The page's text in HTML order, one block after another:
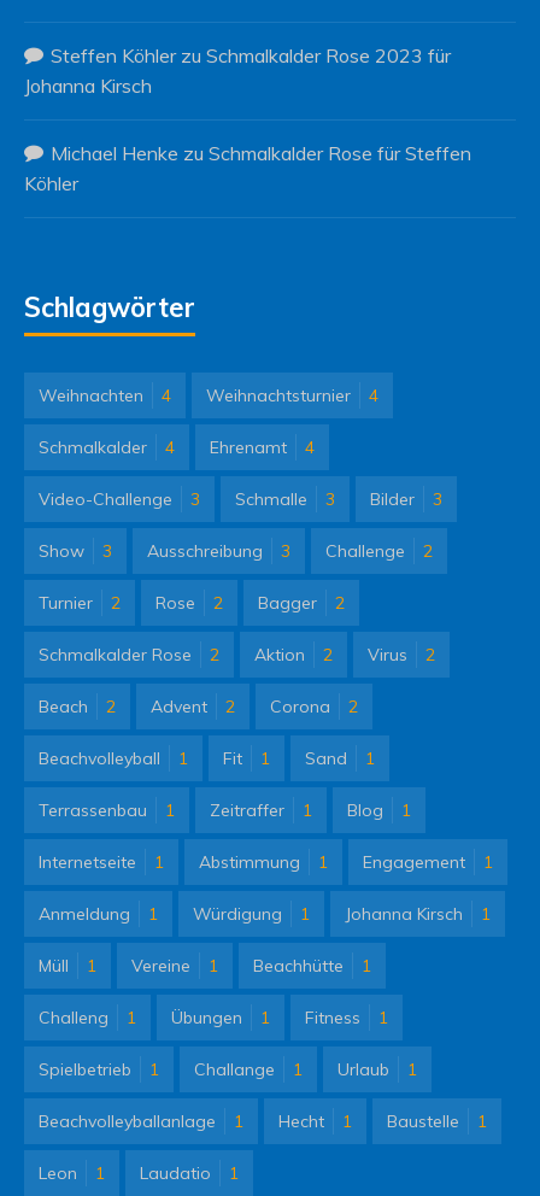
Steffen Köhlerzu Schmalkalder Rose 2023 für
Johanna Kirsch
Michael Henke zu Schmalkalder Rose für Steffen
Köhler
Schlagwörter
Weihnachten 4 Weihnachtsturnier 4
Schmalkalder 4 Ehrenamt 4
Video-Challenge 3 Schmalle 3 Bilder 3
Show 3 Ausschreibung 3 Challenge 2
Turnier 2 Rose 2 Bagger 2
Schmalkalder Rose 2 Aktion 2 Virus 2
Beach 2 Advent 2 Corona 2
Beachvolleyball 1 Fit 1 Sand 1
Terrassenbau 1 Zeitraffer 1 Blog 1
Internetseite 1 Abstimmung 1 Engagement 1
Anmeldung 1 Würdigung 1 Johanna Kirsch 1
Müll 1 Vereine 1 Beachhütte 1
Challeng 1 Übungen 1 Fitness 1
Spielbetrieb 1 Challange 1 Urlaub 1
Beachvolleyballanlage 1 Hecht 1 Baustelle 1
Leon 1 Laudatio 1